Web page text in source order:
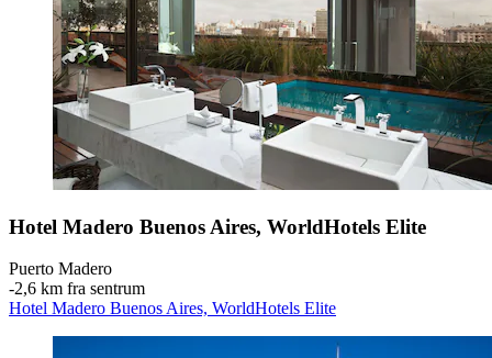
Hotel Madero Buenos Aires, WorldHotels Elite
Puerto Madero
‐2,6 km fra sentrum
Hotel Madero Buenos Aires, WorldHotels Elite